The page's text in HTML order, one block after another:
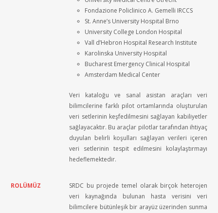
Fondazione Policlinico A. Gemelli IRCCS
St. Anne’s University Hospital Brno
University College London Hospital
Vall d’Hebron Hospital Research Institute
Karolinska University Hospital
Bucharest Emergency Clinical Hospital
Amsterdam Medical Center
Veri kataloğu ve sanal asistan araçları
veri
bilimcilerine farklı pilot ortamlarında oluşturulan
veri setlerinin keşfedilmesini sağlayan kabiliyetler
sağlayacaktır. Bu araçlar pilotlar tarafından ihtiyaç
duyulan belirli koşulları sağlayan verileri içeren
veri
setlerinin tespit edilmesini
kolaylaştırmayı
hedeflemektedir.
ROLÜMÜZ SRDC bu projede temel olarak birçok heterojen
veri
kaynağında bulunan hasta verisini
veri
bilimcilere bütünleşik bir arayüz üzerinden sunma